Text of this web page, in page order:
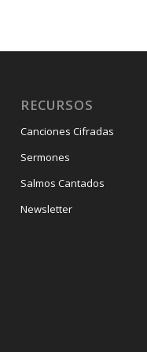
RECURSOS
Canciones Cifradas
Sermones
Salmos Cantados
Newsletter